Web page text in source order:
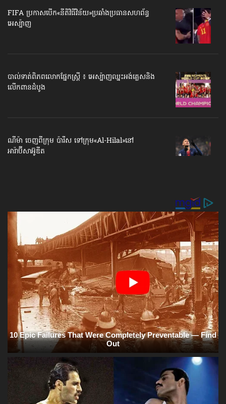
FIFA ប្រកាសបើក​«នីតិវិធីវិន័យ»​ប្រឆាំងប្រធានសហព័ន្ធ​
អេស្ប៉ាញ
បាល់ទាត់​ពិភពលោក​ផ្នែកស្ត្រី ៖ អេស្ប៉ាញ​ឈ្នះអង់គ្លេស​និង
លើកពានដំបូង
ណីម៉ា ចេញ​ពីក្រុម ប៉ារីស ទៅក្រុម​«Al-Hilal»​នៅ
អារ៉ាប៊ីសាអ៊ូឌីត